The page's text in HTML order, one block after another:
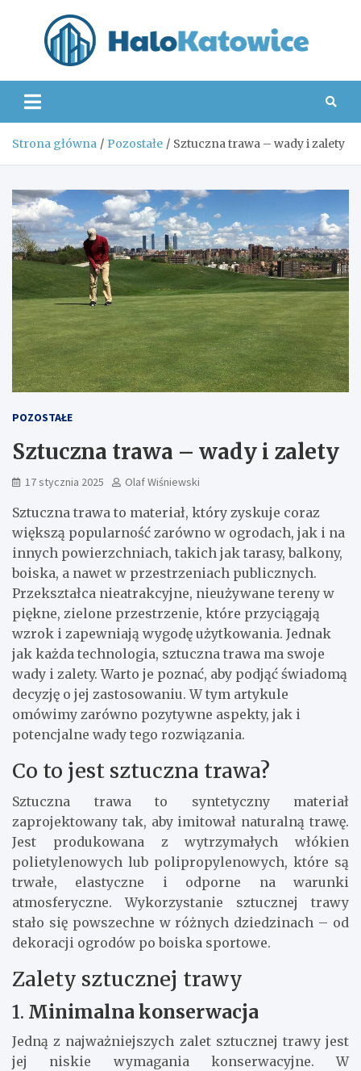
Strona główna Pozostałe Sztuczna trawa – wady i zalety
POZOSTAŁE
Sztuczna trawa – wady i zalety
17 stycznia 2025 Olaf Wiśniewski
Sztuczna trawa to materiał, który zyskuje coraz
większą popularność zarówno w ogrodach, jak i na
innych powierzchniach, takich jak tarasy, balkony,
boiska, a nawet w przestrzeniach publicznych.
Przekształca nieatrakcyjne, nieużywane tereny w
piękne, zielone przestrzenie, które przyciągają
wzrok i zapewniają wygodę użytkowania. Jednak
jak każda technologia, sztuczna trawa ma swoje
wady i zalety. Warto je poznać, aby podjąć świadomą
decyzję o jej zastosowaniu. W tym artykule
omówimy zarówno pozytywne aspekty, jak i
potencjalne wady tego rozwiązania.
Co to jest sztuczna trawa?
Sztuczna trawa to syntetyczny materiał
zaprojektowany tak, aby imitował naturalną trawę.
Jest produkowana z wytrzymałych włókien
polietylenowych lub polipropylenowych, które są
trwałe, elastyczne i odporne na warunki
atmosferyczne. Wykorzystanie sztucznej trawy
stało się powszechne w różnych dziedzinach – od
dekoracji ogrodów po boiska sportowe.
Zalety sztucznej trawy
1. Minimalna konserwacja
Jedną z najważniejszych zalet sztucznej trawy jest
jej niskie wymagania konserwacyjne. W